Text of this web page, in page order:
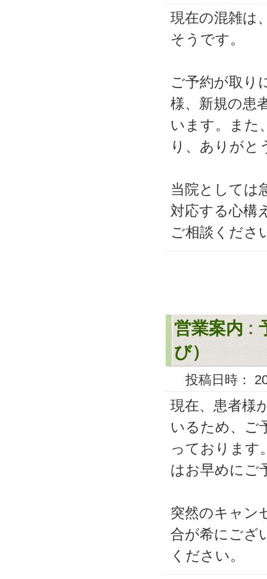
現在の混雑は
そうです。
ご予約が取り
様、新規の患
います。また
り、ありがと
当院としては
対応する心構
ご相談くださ
営業案内 :
び）
投稿日時：
現在、患者様
いるため、ご
っております
はお早めにご
突然のキャン
合が希にござ
ください。